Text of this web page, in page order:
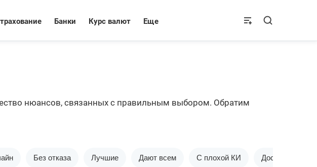
Банки Курс валют Еще
нюансов, связанных с правильным выбором. Обратим
Без отказа Лучшие Дают всем С плохой КИ Доставка на